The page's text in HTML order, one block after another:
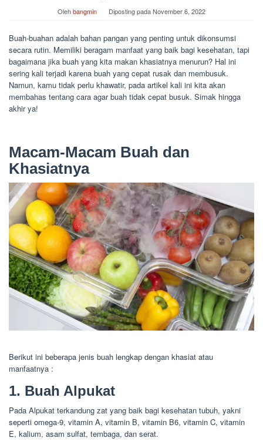
Olehbangmin Diposting padaNovember 6, 2022
Buah-buahan adalah bahan pangan yang penting untuk dikonsumsi
secara rutin. Memiliki beragam manfaat yang baik bagi kesehatan, tapi
bagaimana jika buah yang kita makan khasiatnya menurun? Hal ini
sering kali terjadi karena buah yang cepat rusak dan membusuk.
Namun, kamu tidak perlu khawatir, pada artikel kali ini kita akan
membahas tentang cara agar buah tidak cepat busuk. Simak hingga
akhir ya!
Macam-Macam Buah dan
Khasiatnya
Berikut ini beberapa jenis buah lengkap dengan khasiat atau
manfaatnya :
1. Buah Alpukat
Pada Alpukat terkandung zat yang baik bagi kesehatan tubuh, yakni
seperti omega-9, vitamin A, vitamin B, vitamin B6, vitamin C, vitamin
E, kalium, asam sulfat, tembaga, dan serat.